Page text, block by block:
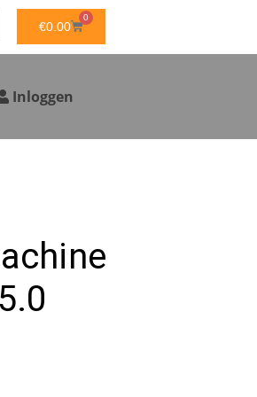
€0.00
0
WINKELWAGEN
Inloggen